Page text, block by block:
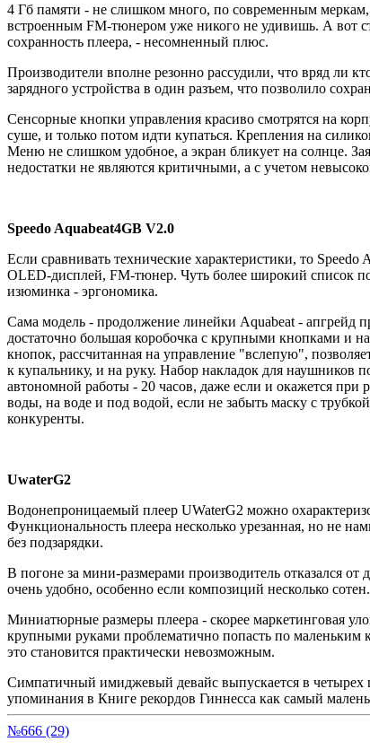
4 Гб памяти - не слишком много, по современным
встроенным FM-тюнером уже никого не удивишь. А вот
сохранность плеера, - несомненный плюс.
Производители вполне резонно рассудили, что вряд ли
зарядного устройства в один разъем, что позволило
Сенсорные кнопки управления красиво смотрятся на
суше, и только потом идти купаться. Крепления на
Меню не слишком удобное, а экран бликует на солнце.
недостатки не являются критичными, а с учетом
Speedo Aquabeat4GB V2.0
Если сравнивать технические характеристики, то
OLED-дисплей, FM-тюнер. Чуть более широкий список
изюминка - эргономика.
Сама модель - продолжение линейки Aquabeat - апгрейд
достаточно большая коробочка с крупными кнопками и
кнопок, рассчитанная на управление "вслепую",
к купальнику, и на руку. Набор накладок для
автономной работы - 20 часов, даже если и окажется при
воды, на воде и под водой, если не забыть маску с
конкуренты.
UwaterG2
Водонепроницаемый плеер UWaterG2 можно
Функциональность плеера несколько урезанная, но не
без подзарядки.
В погоне за мини-размерами производитель отказался
очень удобно, особенно если композиций несколько сотен.
Миниатюрные размеры плеера - скорее маркетинговая
крупными руками проблематично попасть по маленьким
это становится практически невозможным.
Симпатичный имиджевый девайс выпускается в четырех
упоминания в Книге рекордов Гиннесса как самый
№666 (29)